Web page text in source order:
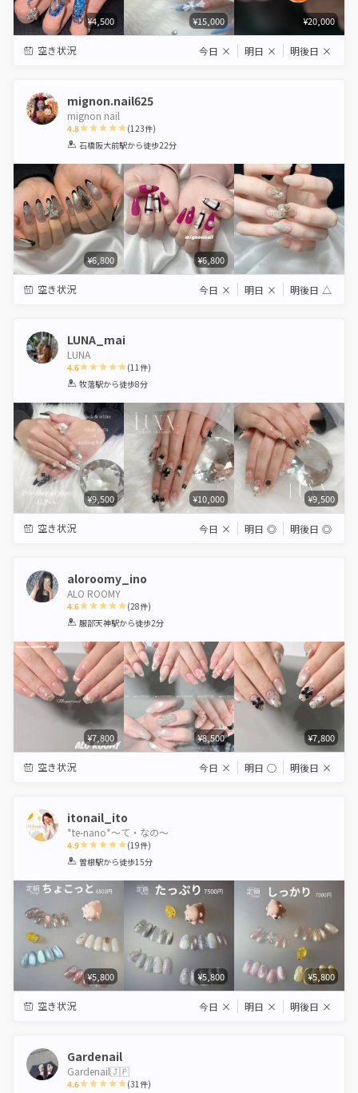
¥4,500 ¥15,000 ¥20,000
空き状況 今日 × 明日 × 明後日 ×
mignon.nail625
mignon nail
4.8
1 2 3 4 5
(123件)
石橋阪大前駅から徒歩22分
¥6,800 ¥6,800
空き状況 今日 × 明日 × 明後日 △
LUNA_mai
LUNA
4.6
1 2 3 4 5
(11件)
牧落駅から徒歩8分
¥9,500 ¥10,000 ¥9,500
空き状況 今日 × 明日 ◎ 明後日 ◎
aloroomy_ino
ALO ROOMY
4.6
1 2 3 4 5
(28件)
服部天神駅から徒歩2分
¥7,800 ¥8,500 ¥7,800
空き状況 今日 × 明日 ◯ 明後日 ×
itonail_ito
*te-nano*〜て・なの〜
4.9
1 2 3 4 5
(19件)
曽根駅から徒歩15分
¥5,800 ¥5,800 ¥5,800
空き状況 今日 × 明日 × 明後日 ×
Gardenail
Gardenail🇯🇵
4.6 (31件)